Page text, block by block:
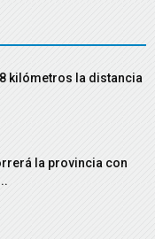
kilómetros la distancia
la provincia con